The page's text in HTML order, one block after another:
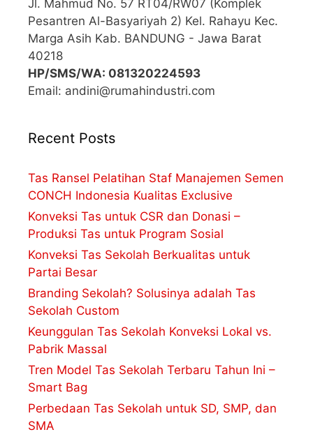
Jl. Mahmud No. 57 RT04/RW07 (Komplek
Pesantren Al-Basyariyah 2) Kel. Rahayu Kec.
Marga Asih Kab. BANDUNG - Jawa Barat
40218
HP/SMS/WA: 081320224593
Email: andini@rumahindustri.com
Recent Posts
Tas Ransel Pelatihan Staf Manajemen Semen
CONCH Indonesia Kualitas Exclusive
Konveksi Tas untuk CSR dan Donasi –
Produksi Tas untuk Program Sosial
Konveksi Tas Sekolah Berkualitas untuk
Partai Besar
Branding Sekolah? Solusinya adalah Tas
Sekolah Custom
Keunggulan Tas Sekolah Konveksi Lokal vs.
Pabrik Massal
Tren Model Tas Sekolah Terbaru Tahun Ini –
Smart Bag
Perbedaan Tas Sekolah untuk SD, SMP, dan
SMA